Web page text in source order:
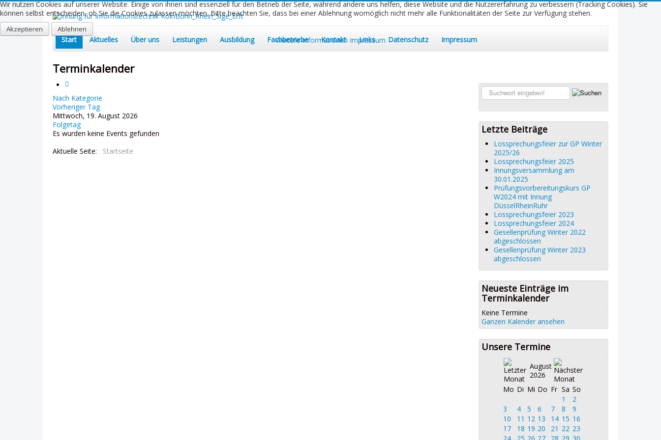
Start Aktuelles Über uns Leistungen Ausbildung Fachbetriebe Kontakt Links Datenschutz Impressum
Terminkalender
Nach Kategorie
Vorheriger Tag
Mittwoch, 19. August 2026
Folgetag
Es wurden keine Events gefunden
Aktuelle Seite:
Startseite
Suchen...
Letzte Beiträge
Lossprechungsfeier zur GP Winter
2025/26
Lossprechungsfeier 2025
Innungsversammlung am
30.01.2025
Prüfungsvorbereitungskurs GP
W2024 mit Innung
DüsselRheinRuhr
Lossprechungsfeier 2023
Lossprechungsfeier 2024
Gesellenprüfung Winter 2022
abgeschlossen
Gesellenprüfung Winter 2023
abgeschlossen
Neueste Einträge im
Terminkalender
Keine Termine
Ganzen Kalender ansehen
Unsere Termine
August
2026
Mo Di Mi Do Fr Sa So
1
2
3
4 5 6 7 8
9
10
11 12 13 14 15 16
17
18 19 20 21 22 23
Wir nutzen Cookies auf unserer Website. Einige von ihnen sind essenziell für den Betrieb der Seite, während andere uns helfen, diese Website und die Nutzererfahrung zu verbessern (Tracking Cookies). Sie
können selbst entscheiden, ob Sie die Cookies zulassen möchten. Bitte beachten Sie, dass bei einer Ablehnung womöglich nicht mehr alle Funktionalitäten der Seite zur Verfügung stehen.
Akzeptieren Ablehnen
Weitere Informationen Impressum